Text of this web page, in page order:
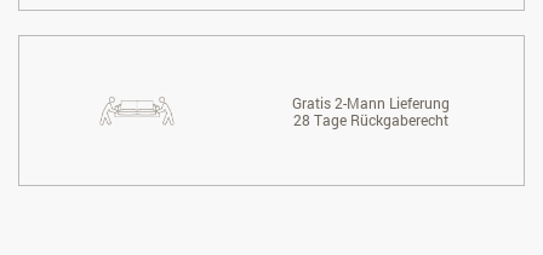
Gratis 2-Mann Lieferung
28 Tage Rückgaberecht